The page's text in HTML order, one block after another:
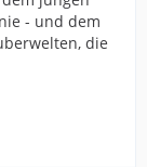
- und dem
die